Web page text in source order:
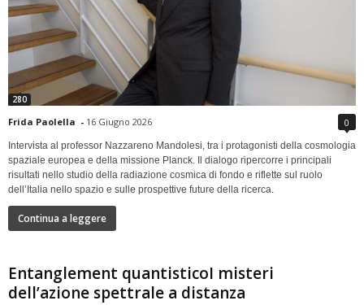
280
Frida Paolella - 16 Giugno 2026 0
Intervista al professor Nazzareno Mandolesi, tra i protagonisti della cosmologia
spaziale europea e della missione Planck. Il dialogo ripercorre i principali
risultati nello studio della radiazione cosmica di fondo e riflette sul ruolo
dell’Italia nello spazio e sulle prospettive future della ricerca.
Continua a leggere
Entanglement quantisticoI misteri
dell’azione spettrale a distanza